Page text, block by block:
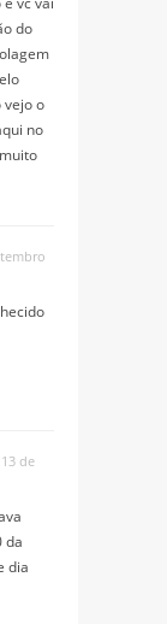
do
vejo o
no
13 de
da
dia